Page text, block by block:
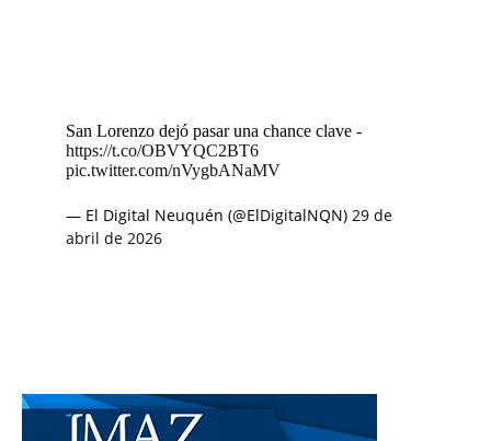
San Lorenzo dejó pasar una chance clave -
https://t.co/OBVYQC2BT6
pic.twitter.com/nVygbANaMV
— El Digital Neuquén (@ElDigitalNQN) 29 de
abril de 2026